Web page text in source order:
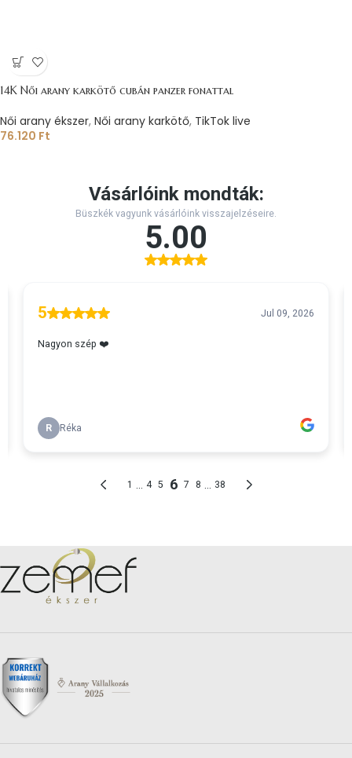
14K Női arany karkötő cubán panzer fonattal
Női arany ékszer, Női arany karkötő, TikTok live
76.120 Ft